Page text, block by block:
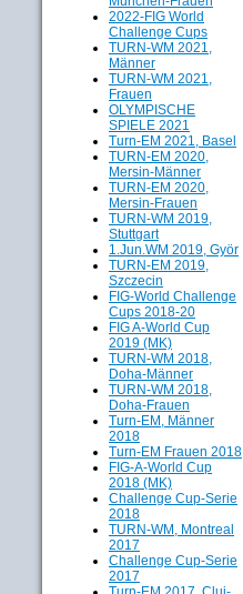
2022-FIG World
Challenge Cups
TURN-WM 2021,
Männer
TURN-WM 2021,
Frauen
OLYMPISCHE
SPIELE 2021
Turn-EM 2021, Basel
TURN-EM 2020,
Mersin-Männer
TURN-EM 2020,
Mersin-Frauen
TURN-WM 2019,
Stuttgart
1.Jun.WM 2019, Györ
TURN-EM 2019,
Szczecin
FIG-World Challenge
Cups 2018-20
FIG A-World Cup
2019 (MK)
TURN-WM 2018,
Doha-Männer
TURN-WM 2018,
Doha-Frauen
Turn-EM, Männer
2018
Turn-EM Frauen 2018
FIG-A-World Cup
2018 (MK)
Challenge Cup-Serie
2018
TURN-WM, Montreal
2017
Challenge Cup-Serie
2017